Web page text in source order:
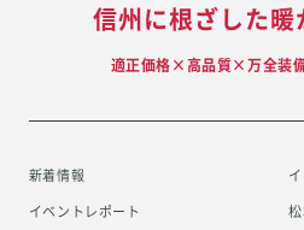
信州に根ざした暖
適正価格×高品質×万全装
新着情報
イベントレポート